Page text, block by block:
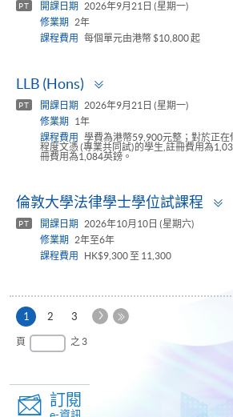
PT 開課日期
2026年9月21日 (星期一)
修業期
2年
課程費用
每個單元由港幣 $10,800 起
LLB (Hons)
PT 開課日期
2026年9月21日 (星期一)
修業期
1年
課程費用
學費為港幣59,900元整；對於正
程度文憑 (專業共同試)的學生,註冊費用為
冊費用為1,084英鎊。
倫敦大學法律學士學位試課程
PT 開課日期
2026年10月10日 (星期六)
修業期
2年至6年
課程費用
HK$9,300 至 11,300
1 本
頁
2 3
下
頁 之 3
訂閱